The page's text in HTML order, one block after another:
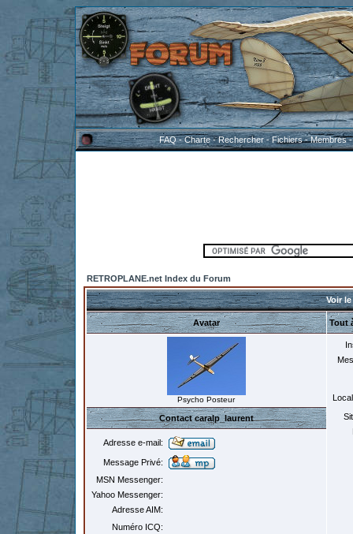
FAQ-Charte-Rechercher-Fichiers-Membres
RETROPLANE.net Index du Forum
Voir
Avatar Tout
Psycho Posteur
Contact caralp_laurent
Adresse e-mail:
Message Privé:
MSN Messenger:
Yahoo Messenger:
Adresse AIM:
Numéro ICQ: